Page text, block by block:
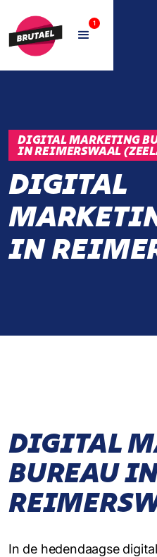
1
DIGITAL MARKETING
IN REIMERSWAAL
DIGITAL
IN
DIGITAL
BUREAU
In de hedendaagse